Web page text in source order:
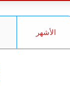
الأشهر